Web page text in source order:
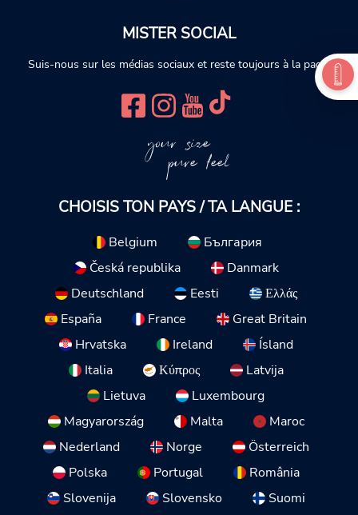
MISTER SOCIAL
Suis-nous sur les médias sociaux et reste toujours à la page.
your size
pure feel
CHOISIS TON PAYS / TA LANGUE :
Belgium
България
Česká republika
Danmark
Deutschland
Eesti
Ελλάς
España
France
Great Britain
Hrvatska
Ireland
Ísland
Italia
Κύπρος
Latvija
Lietuva
Luxembourg
Magyarország
Malta
Maroc
Nederland
Norge
Österreich
Polska
Portugal
România
Slovenija
Slovensko Suomi